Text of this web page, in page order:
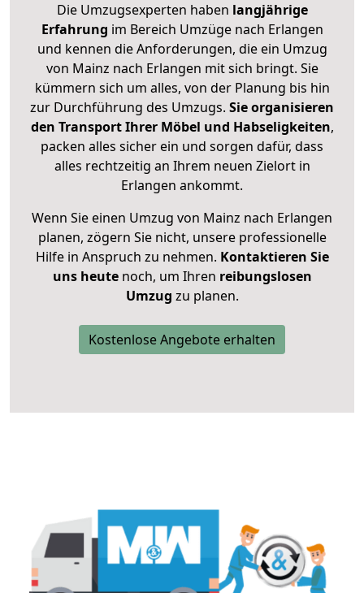
Die Umzugsexperten haben langjährige
Erfahrung im Bereich Umzüge nach Erlangen
und kennen die Anforderungen, die ein Umzug
von Mainz nach Erlangen mit sich bringt. Sie
kümmern sich um alles, von der Planung bis hin
zur Durchführung des Umzugs. Sie organisieren
den Transport Ihrer Möbel und Habseligkeiten,
packen alles sicher ein und sorgen dafür, dass
alles rechtzeitig an Ihrem neuen Zielort in
Erlangen ankommt.
Wenn Sie einen Umzug von Mainz nach Erlangen
planen, zögern Sie nicht, unsere professionelle
Hilfe in Anspruch zu nehmen. Kontaktieren Sie
uns heutenoch, um Ihren reibungslosen
Umzug zu planen.
Kostenlose Angebote erhalten